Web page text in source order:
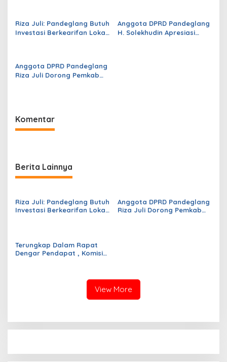
Riza Juli: Pandeglang Butuh
Investasi Berkearifan Lokal
Anggota DPRD Pandeglang
H. Solekhudin Apresiasi
Anggota DPRD Pandeglang
Riza Juli Dorong Pemkab
Komentar
Berita Lainnya
Riza Juli: Pandeglang Butuh
Investasi Berkearifan Lokal
Anggota DPRD Pandeglang
Riza Juli Dorong Pemkab
Terungkap Dalam Rapat
Dengar Pendapat , Komisi
View More